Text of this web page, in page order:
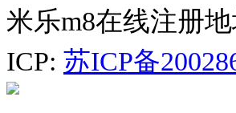
米乐m8在线注册
ICP: 苏ICP备